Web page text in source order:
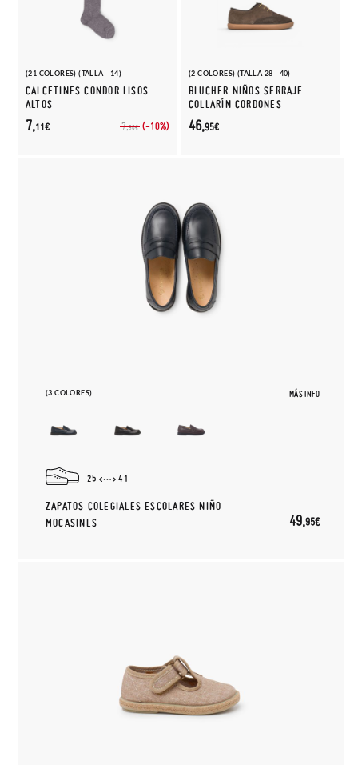
(21 COLORES) (TALLA - 14)
CALCETINES CONDOR LISOS
ALTOS
7,90€ (-10%)
7,11€
(2 COLORES) (TALLA 28 - 40)
BLUCHER NIÑOS SERRAJE
COLLARÍN CORDONES
46,95€
(3 COLORES) MÁS INFO
25 41
ZAPATOS COLEGIALES ESCOLARES NIÑO
MOCASINES
49,95€